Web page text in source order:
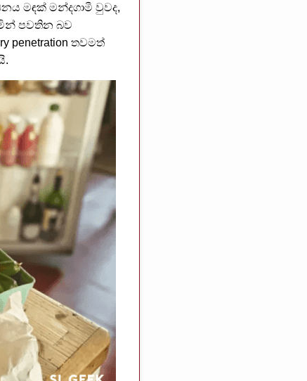
මඳක් මන්දගාමී වුවද,
පවතින බව
penetration තවමත්